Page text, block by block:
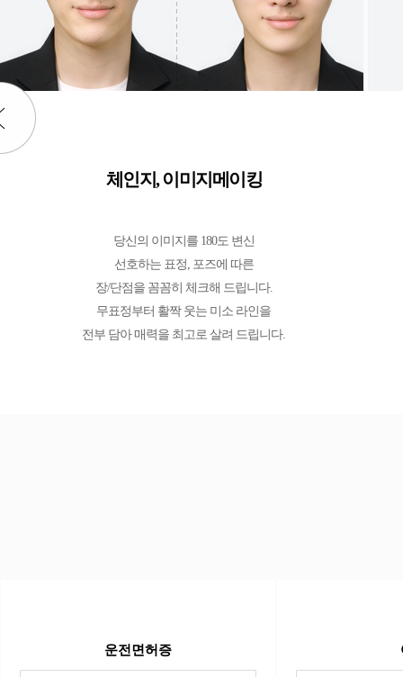
체인지, 이미지메이킹
당신의 이미지를 180도 변신
선호하는 표정, 포즈에 따른
장/단점을 꼼꼼히 체크해 드립니다.
무표정부터 활짝 웃는 미소 라인을
전부 담아 매력을 최고로 살려 드립니다.
운전면허증